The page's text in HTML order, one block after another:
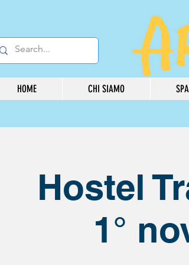
HOME CHI SIAMO
Hostel
1°